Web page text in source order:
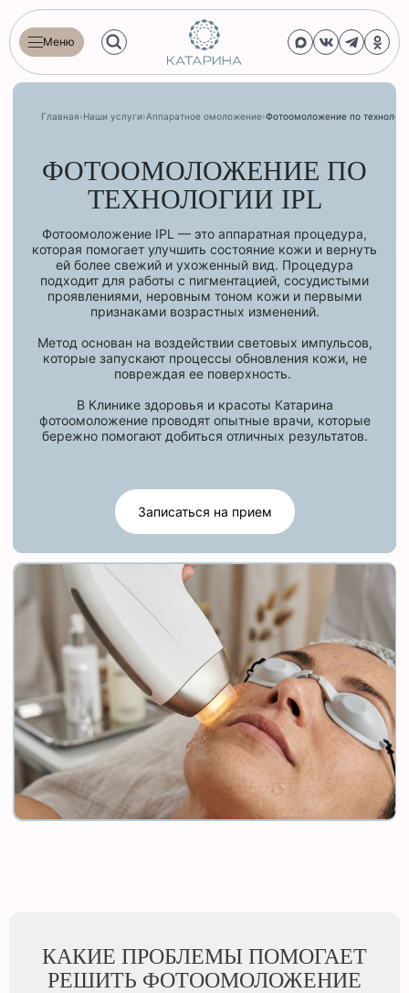
Меню
Главная›Наши услуги›Аппаратное омоложение›Фотоомоложение по
ФОТООМОЛОЖЕНИЕ ПО
ТЕХНОЛОГИИ IPL
Фотоомоложение IPL — это аппаратная процедура,
которая помогает улучшить состояние кожи и вернуть
ей более свежий и ухоженный вид. Процедура
подходит для работы с пигментацией, сосудистыми
проявлениями, неровным тоном кожи и первыми
признаками возрастных изменений.
Метод основан на воздействии световых импульсов,
которые запускают процессы обновления кожи, не
повреждая ее поверхность.
В Клинике здоровья и красоты Катарина
фотоомоложение проводят опытные врачи, которые
бережно помогают добиться отличных результатов.
Записаться на прием
КАКИЕ ПРОБЛЕМЫ ПОМОГАЕТ
РЕШИТЬ ФОТООМОЛОЖЕНИЕ